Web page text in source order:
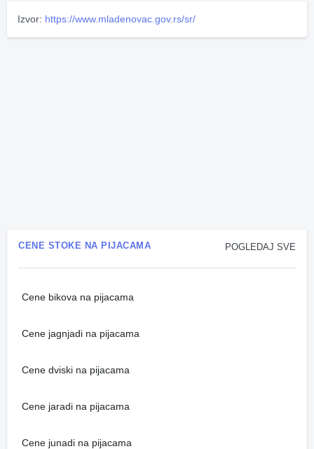
Izvor: https://www.mladenovac.gov.rs/sr/
POGLEDAJ SVE
CENE STOKE NA PIJACAMA
Cene bikova na pijacama
Cene jagnjadi na pijacama
Cene dviski na pijacama
Cene jaradi na pijacama
Cene junadi na pijacama